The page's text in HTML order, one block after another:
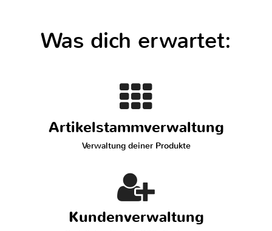
Was dich erwartet:
Artikelstammverwaltung
Verwaltung deiner Produkte
Kundenverwaltung